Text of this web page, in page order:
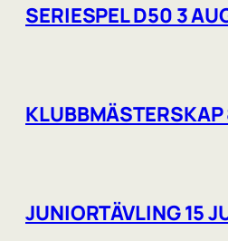
SERIESPEL D50 3
JUNIORTÄVLING 15